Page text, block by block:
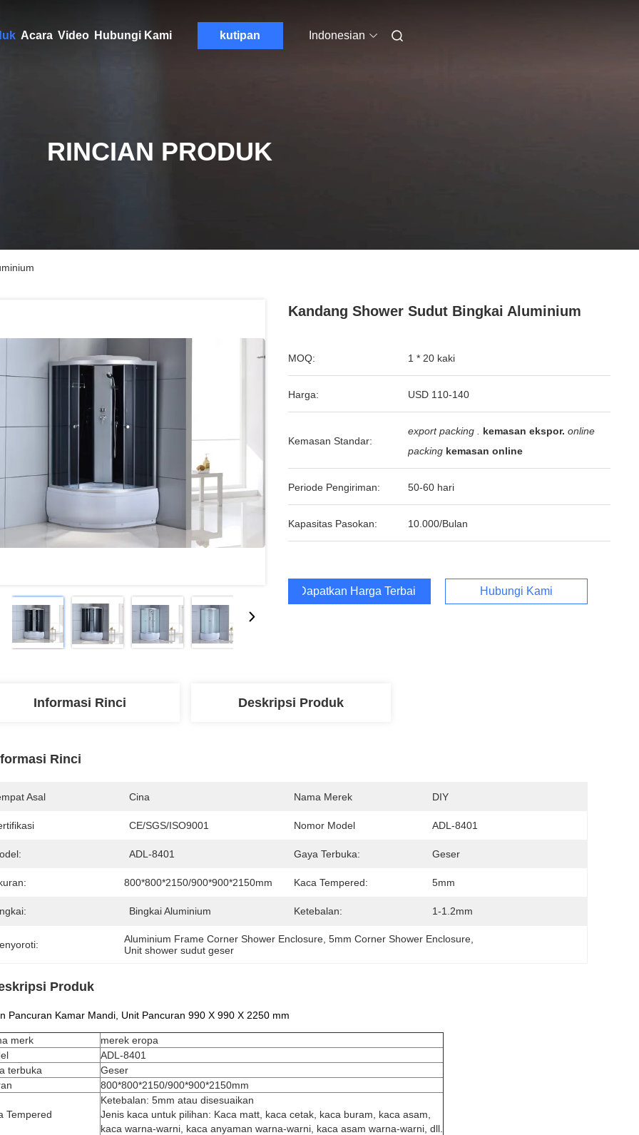
Acara Video Hubungi Kami kutipan Indonesian
RINCIAN PRODUK
Kandang Shower Sudut Bingkai Aluminium
MOQ: 1 * 20 kaki
Harga: USD 110-140
Kemasan Standar:
export packing . kemasan ekspor. online
packing kemasan online
Periode Pengiriman: 50-60 hari
Kapasitas Pasokan: 10.000/Bulan
Dapatkan Harga Terbaik Hubungi Kami
Informasi Rinci Deskripsi Produk
Rinci
Asal Cina Nama Merek DIY
CE/SGS/ISO9001 Nomor Model ADL-8401
ADL-8401 Gaya Terbuka: Geser
800*800*2150/900*900*2150mm Kaca Tempered: 5mm
Bingkai Aluminium Ketebalan: 1-1.2mm
Aluminium Frame Corner Shower Enclosure , 5mm Corner Shower Enclosure
Unit shower sudut geser
Produk
Pancuran Kamar Mandi, Unit Pancuran 990 X 990 X 2250 mm
merk
merek eropa
ADL-8401
terbuka
Geser
800*800*2150/900*900*2150mm
Tempered
Ketebalan: 5mm atau disesuaikan
Jenis kaca untuk pilihan: Kaca matt, kaca cetak, kaca buram, kaca asam,
kaca warna-warni, kaca anyaman warna-warni, kaca asam warna-warni, dll.